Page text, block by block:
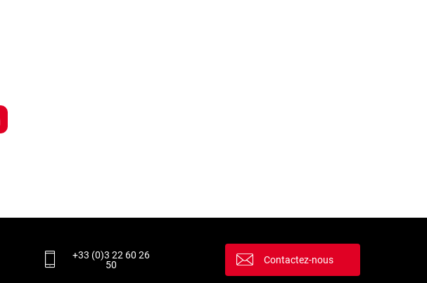
+33 (0)3 22 60 26
50
Contactez-nous